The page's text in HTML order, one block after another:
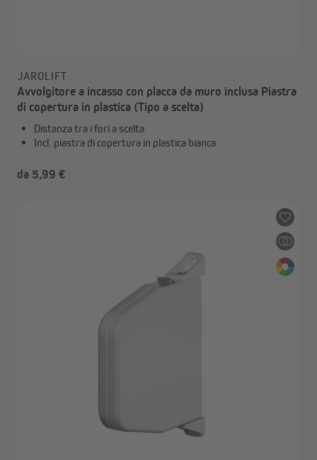
JAROLIFT
Avvolgitore a incasso con placca da muro inclusa Piastra
di copertura in plastica (Tipo a scelta)
Distanza tra i fori a scelta
Incl. piastra di copertura in plastica bianca
da 5,99 €